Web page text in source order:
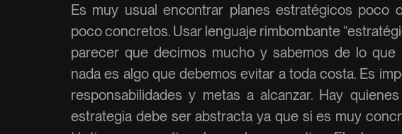
Es muy usual encontrar planes estratégicos poco
poco concretos. Usar lenguaje rimbombante
parecer que decimos mucho y sabemos de lo que
nada es algo que debemos evitar a toda costa. Es
responsabilidades y metas a alcanzar. Hay
estrategia debe ser abstracta ya que si es muy